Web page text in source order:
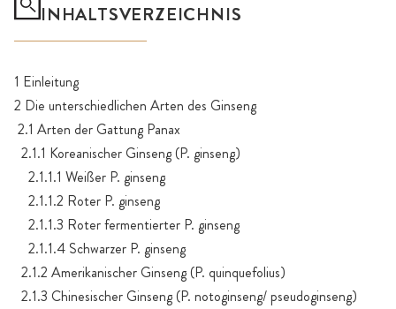
INHALTSVERZEICHNIS
1 Einleitung
2 Die unterschiedlichen Arten des Ginseng
2.1 Arten der Gattung Panax
2.1.1 Koreanischer Ginseng (P. ginseng)
2.1.1.1 Weißer P. ginseng
2.1.1.2 Roter P. ginseng
2.1.1.3 Roter fermentierter P. ginseng
2.1.1.4 Schwarzer P. ginseng
2.1.2 Amerikanischer Ginseng (P. quinquefolius)
2.1.3 Chinesischer Ginseng (P. notoginseng/ pseudoginseng)